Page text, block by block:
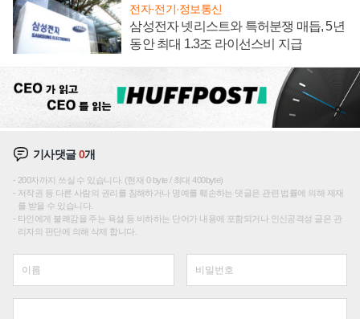
전자·전기·정보통신
삼성전자 넷리스트와 특허분쟁 매듭, 5년
동안 최대 1.3조 라이선스비 지급
기사댓글0개
200자까지 쓰실 수 있습니다. (현재 0 byte / 최대 400byte)
저작권 등 다른 사람의 권리를 침해하거나 명예를 훼손하는 댓글은 관련 법률에 의해 제재
를 받을 수 있습니다.
타인에게 불쾌감을 주는 욕설 등 비하하는 단어가 내용에 포함되거나 인신공격성 글은 관
리자의 판단에 의해 삭제 합니다.